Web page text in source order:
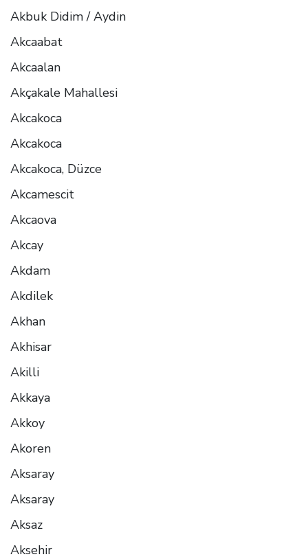
Akbuk Didim / Aydin
Akcaabat
Akcaalan
Akçakale Mahallesi
Akcakoca
Akcakoca
Akcakoca, Düzce
Akcamescit
Akcaova
Akcay
Akdam
Akdilek
Akhan
Akhisar
Akilli
Akkaya
Akkoy
Akoren
Aksaray
Aksaray
Aksaz
Aksehir